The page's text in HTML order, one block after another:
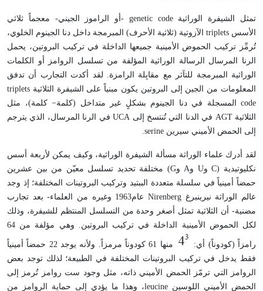
تمثل الشيفرة الوراثية genetic code -أو الراموز الجيني- معجماً ثلاثي
الأسس triplets الآزوتية (ثلاثية الأحرف) المبرمجة داخل دنا الجينوم الخلوي،
تُرمِّز تركيب الحموض الأمينية جميعها الداخلة في تركيب البروتين، يحمل
الرنا المرسال الرسالة الوراثية المؤلفة من تسلسل الروامز أو الكلمات
الوراثية المبرمجة للتآثر مع مقابِلة الرامزة. لقد أكدت التجارب أن تدفق
المعلومات من الجين إلى البروتين يكون مبنياً على الشيفرة الثلاثية triplets
code المسجلة في دنا الجينوم بشكلٍ غير متداخل (كلمة− كلمة)، مثل
الثلاثية AGT في الدنا التي تُنتسخ إلى UCA في الرنا المرسال، الذي يترجم
إلى الحمض الأميني سيرين serine.
لقد أدرك علماء الوراثة مسألة الشيفرة الوراثية، وكيف يمكن لأربعة أسس
نكليوتيدية (C وU وA وG) مختلفة تحديد تسلسل معيّن من بين عشرين
حمضاً أمينياً في سلسلة متعددة الببتيد وتركيب البروتينات المختلفة؛ إذ وجد
عالم الوراثة نيرينبرغ Nirenberg عام1963 وغيره من العلماء- بعد تجارب
مضنية- أن الثلاثية تمثل أصغر وحدة من التسلسل المنتظم للشيفرة، وذلك
لكل الحموض الأمينية الداخلة في تركيب البروتين. وهي مؤلفة من 64
رامزاً (كودوناً) أي:
منها 61 كودوناً مرمزاً. ولأنه يوجد 22 حمضاً أمينياً
فقط يدخل في تركيب البروتينات المختلفة في الطبيعة؛ لذلك توجد بعض
الروامز التي ترمّز الحمض الأميني ذاته، مثل وجود ست روامز تُرمز إلى
الحمض الأميني اللوسين leucine، وهذا ما يؤدي إلى حماية الروامز من